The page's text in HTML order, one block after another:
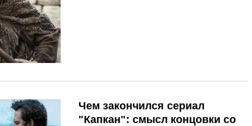
Чем закончился сериал
"Капкан": смысл концовки со